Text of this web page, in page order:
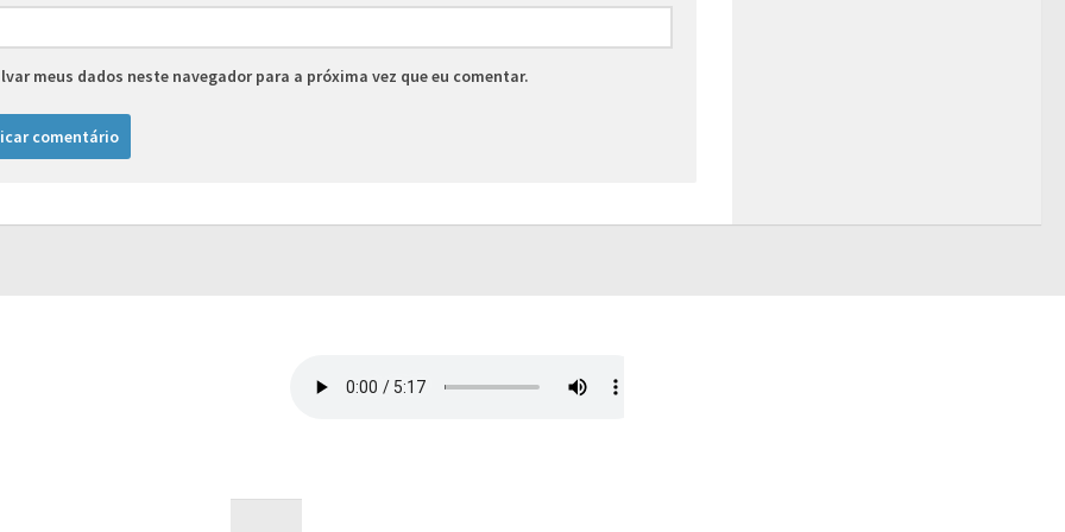
meus dados neste navegador para a próxima vez que eu comentar.